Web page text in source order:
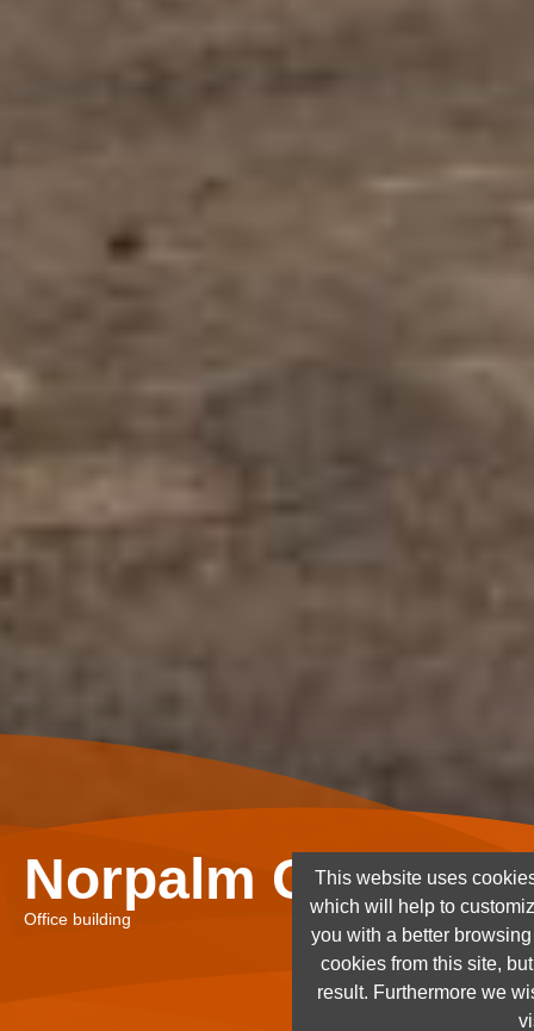
Norpalm Ghana
Office building
This website uses
which will help to
you with a better
cookies from this site,
result. Furthermore we